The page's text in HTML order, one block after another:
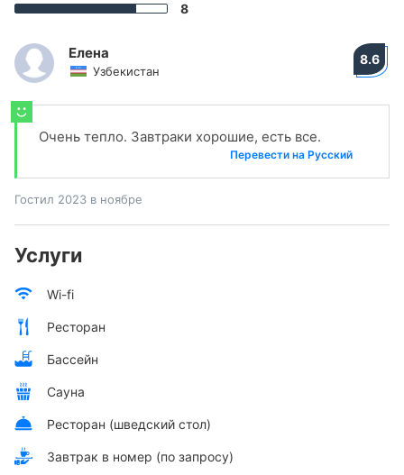
8
Елена
Узбекистан
8.6
Очень тепло. Завтраки хорошие, есть все.
Перевести на Русский
Гостил 2023 в ноябре
Услуги
Wi-fi
Ресторан
Бассейн
Сауна
Ресторан (шведский стол)
Завтрак в номер (по запросу)